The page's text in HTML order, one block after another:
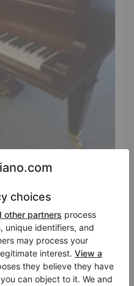
Cena sprzedaży:
$9,689.75
skrzydłowy w